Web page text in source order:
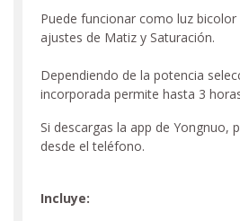
Puede funcionar como luz
ajustes de Matiz y Saturación.
Dependiendo de la potencia
incorporada permite hasta 3
Si descargas la app de Yongnuo,
desde el teléfono.
Incluye: